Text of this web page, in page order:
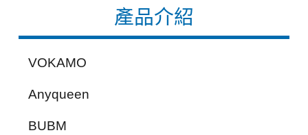
產品介紹
VOKAMO
Anyqueen
BUBM